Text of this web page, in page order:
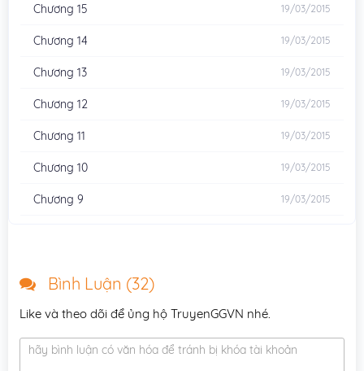
Chương 15 19/03/2015
Chương 14 19/03/2015
Chương 13 19/03/2015
Chương 12 19/03/2015
Chương 11 19/03/2015
Chương 10 19/03/2015
Chương 9 19/03/2015
Chương 6
Chương 4 19/03/2015
Bình Luận (32)
Like và theo dõi để ủng hộ TruyenGGVN nhé.
hãy bình luận có văn hóa để tránh bị khóa tài khoản